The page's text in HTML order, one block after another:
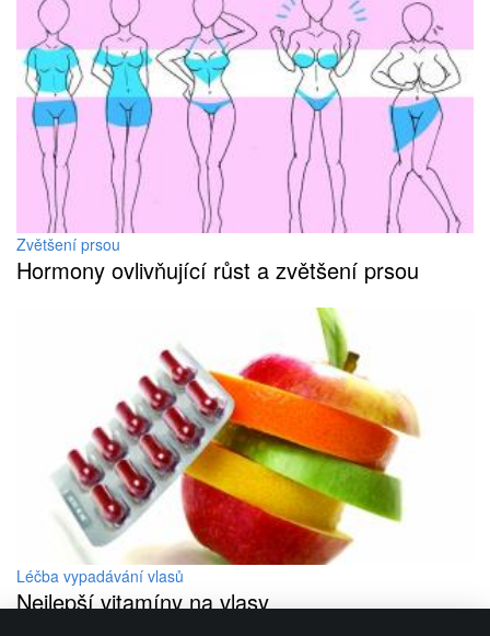
Zvětšení prsou
Hormony ovlivňující růst a zvětšení prsou
Léčba vypadávání vlasů
Nejlepší vitamíny na vlasy